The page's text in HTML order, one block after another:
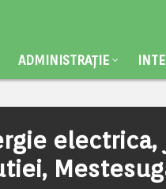
ADMINISTRAȚIE
electrica,